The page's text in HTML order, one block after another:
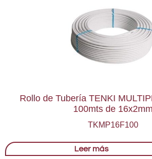
Rollo de Tubería TENKI
100mts de 16x2mm
TKMP16F100
Leer más